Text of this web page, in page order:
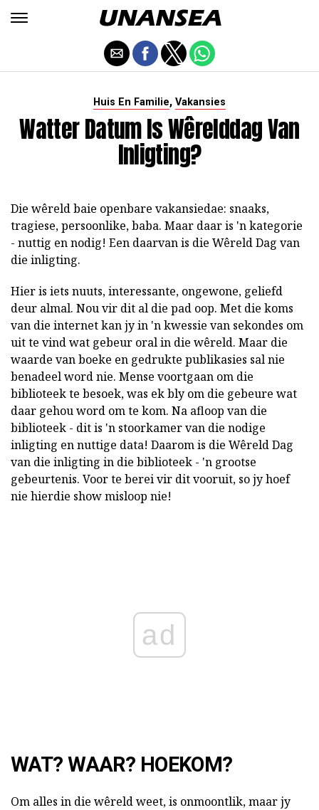
Huis En Familie, Vakansies
Watter Datum Is Wêrelddag Van
Inligting?
Die wêreld baie openbare vakansiedae: snaaks,
tragiese, persoonlike, baba. Maar daar is 'n kategorie
- nuttig en nodig! Een daarvan is die Wêreld Dag van
die inligting.
Hier is iets nuuts, interessante, ongewone, geliefd
deur almal. Nou vir dit al die pad oop. Met die koms
van die internet kan jy in 'n kwessie van sekondes om
uit te vind wat gebeur oral in die wêreld. Maar die
waarde van boeke en gedrukte publikasies sal nie
benadeel word nie. Mense voortgaan om die
biblioteek te besoek, was ek bly om die gebeure wat
daar gehou word om te kom. Na afloop van die
biblioteek - dit is 'n stoorkamer van die nodige
inligting en nuttige data! Daarom is die Wêreld Dag
van die inligting in die biblioteek - 'n grootse
gebeurtenis. Voor te berei vir dit vooruit, so jy hoef
nie hierdie show misloop nie!
ad
WAT? WAAR? HOEKOM?
Om alles in die wêreld weet, is onmoontlik, maar jy